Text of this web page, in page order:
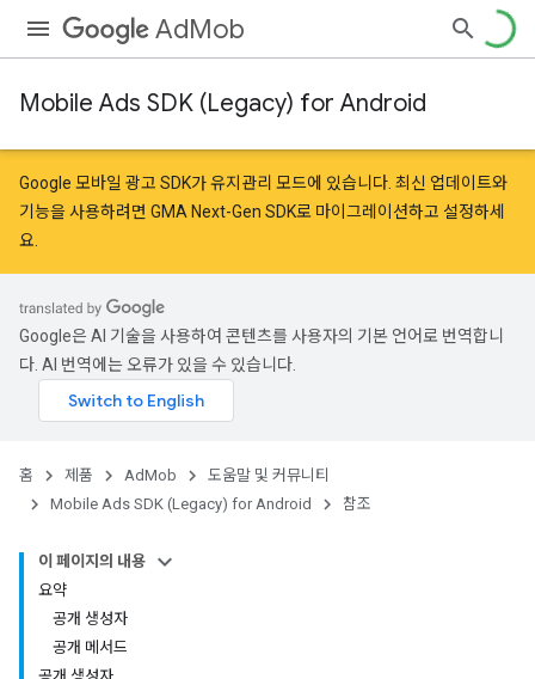
AdMob
Mobile Ads SDK (Legacy) for Android
Google 모바일 광고 SDK가 유지관리 모드에 있습니다. 최신 업데이트와
기능을 사용하려면 GMA Next-Gen SDK로 마이그레이션하고 설정하세
요.
Google은 AI 기술을 사용하여 콘텐츠를 사용자의 기본 언어로 번역합니
다. AI 번역에는 오류가 있을 수 있습니다.
홈 제품 AdMob
도움말 및 커뮤니티
Mobile Ads SDK (Legacy) for Android
참조
이 페이지의 내용
요약
공개 생성자
공개 메서드